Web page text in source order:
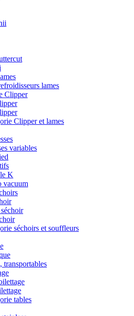
lames
Clipper
Clipper et lames
variables
K
vacuum
séchoirs et souffleurs
transportables
tables